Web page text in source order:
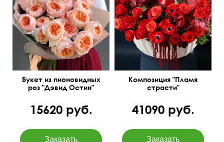
В дизайнерской упаковке
Букет из пионовидных
роз "Дэвид Остин"
15620 руб.
Экзотические растения в
корзине
Композиция "Пламя
страсти"
41090 руб.